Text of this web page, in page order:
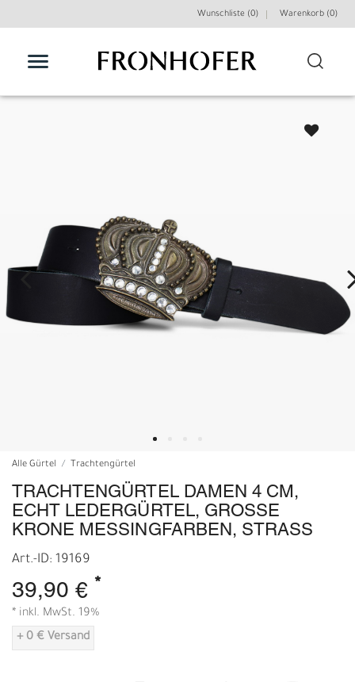
Wunschliste (0) Warenkorb (0)
Alle Gürtel Trachtengürtel
TRACHTENGÜRTEL DAMEN 4 CM,
ECHT LEDERGÜRTEL, GROSSE K
RONE MESSINGFARBEN, STRASS
Art.-ID: 19169
39,90 € *
* inkl. MwSt. 19%
+ 0 € Versand